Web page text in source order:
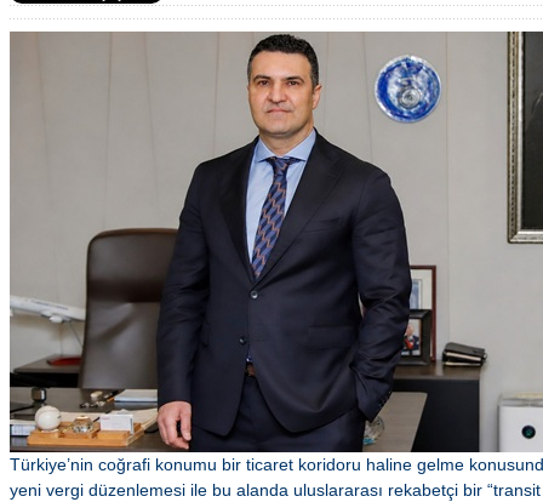
Türkiye’nin coğrafi konumu bir ticaret koridoru haline gelme
yeni vergi düzenlemesi ile bu alanda uluslararası rekabetçi bir